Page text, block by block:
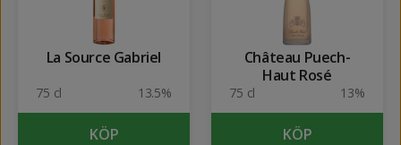
La Source Gabriel
75 cl 13.5%
KÖP
Château Puech-
Haut Rosé
75 cl 13%
KÖP